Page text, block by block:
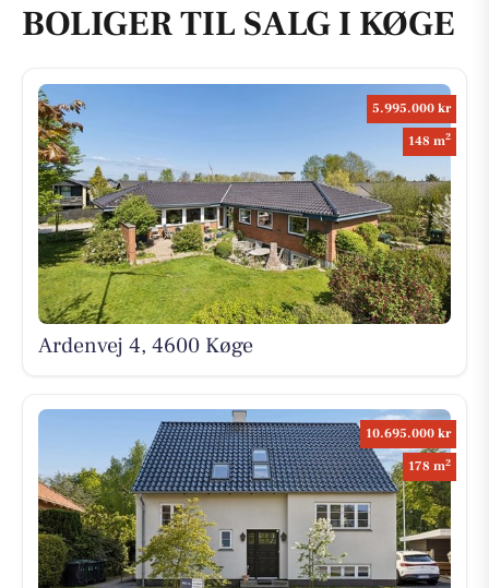
BOLIGER TIL SALG I KØGE
5.995.000 kr
148 m2
Ardenvej 4, 4600 Køge
10.695.000 kr
178 m2